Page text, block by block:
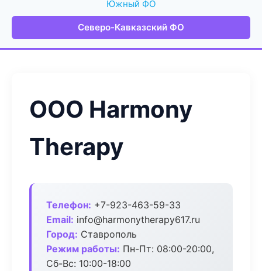
Южный ФО
Северо-Кавказский ФО
ООО Harmony
Therapy
Телефон: +7-923-463-59-33
Email: info@harmonytherapy617.ru
Город: Ставрополь
Режим работы: Пн-Пт: 08:00-20:00,
Сб-Вс: 10:00-18:00